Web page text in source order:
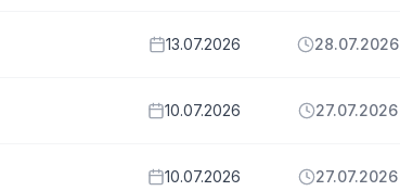
13.07.2026 28.07.2026
10.07.2026 27.07.2026
10.07.2026 27.07.2026